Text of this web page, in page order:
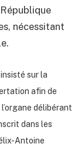
nécessitant
sur la
afin de
délibérant
dans les
Antoine